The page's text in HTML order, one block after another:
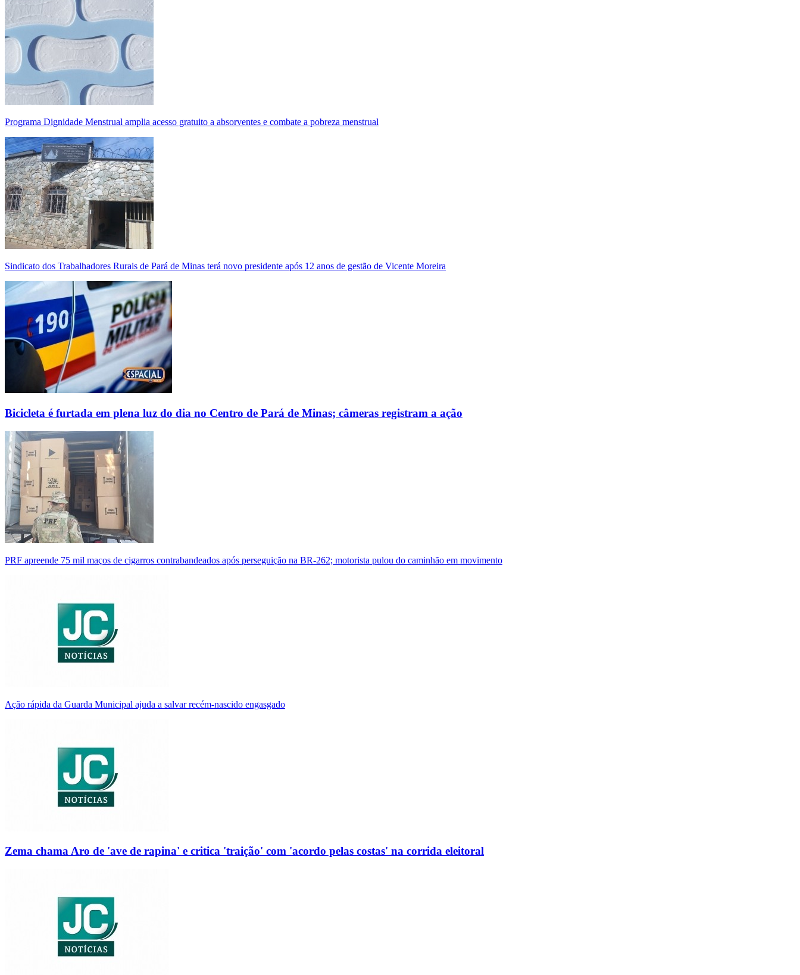
Programa Dignidade Menstrual amplia acesso gratuito a absorventes e combate a pobreza menstrual
Sindicato dos Trabalhadores Rurais de Pará de Minas terá novo presidente após 12 anos de gestão de Vicente Moreira
Bicicleta é furtada em plena luz do dia no Centro de Pará de Minas; câmeras registram a ação
PRF apreende 75 mil maços de cigarros contrabandeados após perseguição na BR-262; motorista pulou do caminhão em movimento
Ação rápida da Guarda Municipal ajuda a salvar recém-nascido engasgado
Zema chama Aro de 'ave de rapina' e critica 'traição' com 'acordo pelas costas' na corrida eleitoral